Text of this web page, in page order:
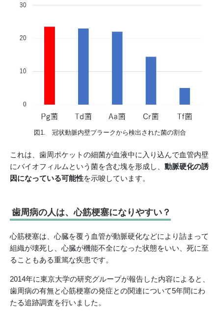
図1. 冠状動脈内壁プラークから検出された菌の割合
これは、歯周ポケットの細菌が血液中に入り込んで血管内壁
にバイオフィルムという菌を含む塊を形成し、 動脈硬化の誘
因になっている可能性を示唆しています。
歯周病の人は、心筋梗塞になりやすい？
心筋梗塞は、心臓を覆う血管が動脈硬化などにより詰まって
組織が壊死し、心臓が機能不全になった状態をいい、死に至
ることもある重篤な疾患です。
2014年に東京大学の研究グループが報告した内容によると、
歯周病の有無と心筋梗塞の発症との関連について5年間にわ
たる追跡調査を行いました。